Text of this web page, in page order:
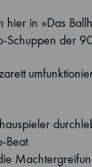
in »Das
Schuppen der
Beat.